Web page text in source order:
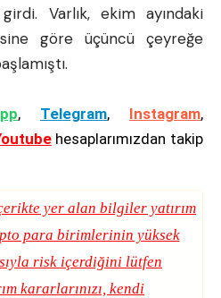
Varlık, ekim ayındaki
göre üçüncü çeyreğe
, Telegram, Instagram,
hesaplarımızdan takip
yer alan bilgiler yatırım
para birimlerinin yüksek
risk içerdiğini lütfen
kararlarınızı, kendi